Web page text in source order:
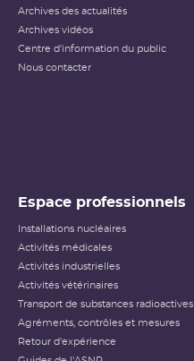
Archives des actualités
Archives vidéos
Centre d'information du public
Nous contacter
Espace professionnels
Installations nucléaires
Activités médicales
Activités industrielles
Activités vétérinaires
Transport de substances radioactives
Agréments, contrôles et mesures
Retour d'expérience